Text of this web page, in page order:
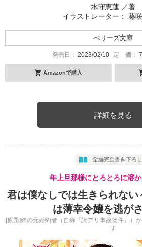
水守恵蓮 ／著
イラストレーター： 藤
ベリーズ文庫
発売日： 2023/02/10 定 価：
Amazonで購入
詳細を見る
全編完全書き下ろし
年上旦那様にとろとろに溶
君は僕なしでは生きられない
は薄幸令嬢を逃が
[原題]姉の元婚約者（自称『訳アリ事故物件』）
す